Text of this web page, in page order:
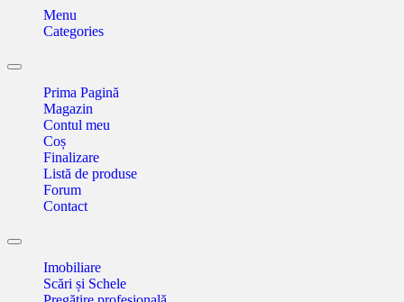
Menu
Categories
Toggle
navigationPrima Pagină
Magazin
Contul meu
Coș
Finalizare
Listă de produse
Forum
Contact
Toggle
navigationImobiliare
Scări și Schele